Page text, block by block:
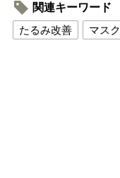
関連キーワード
たるみ改善
マスク